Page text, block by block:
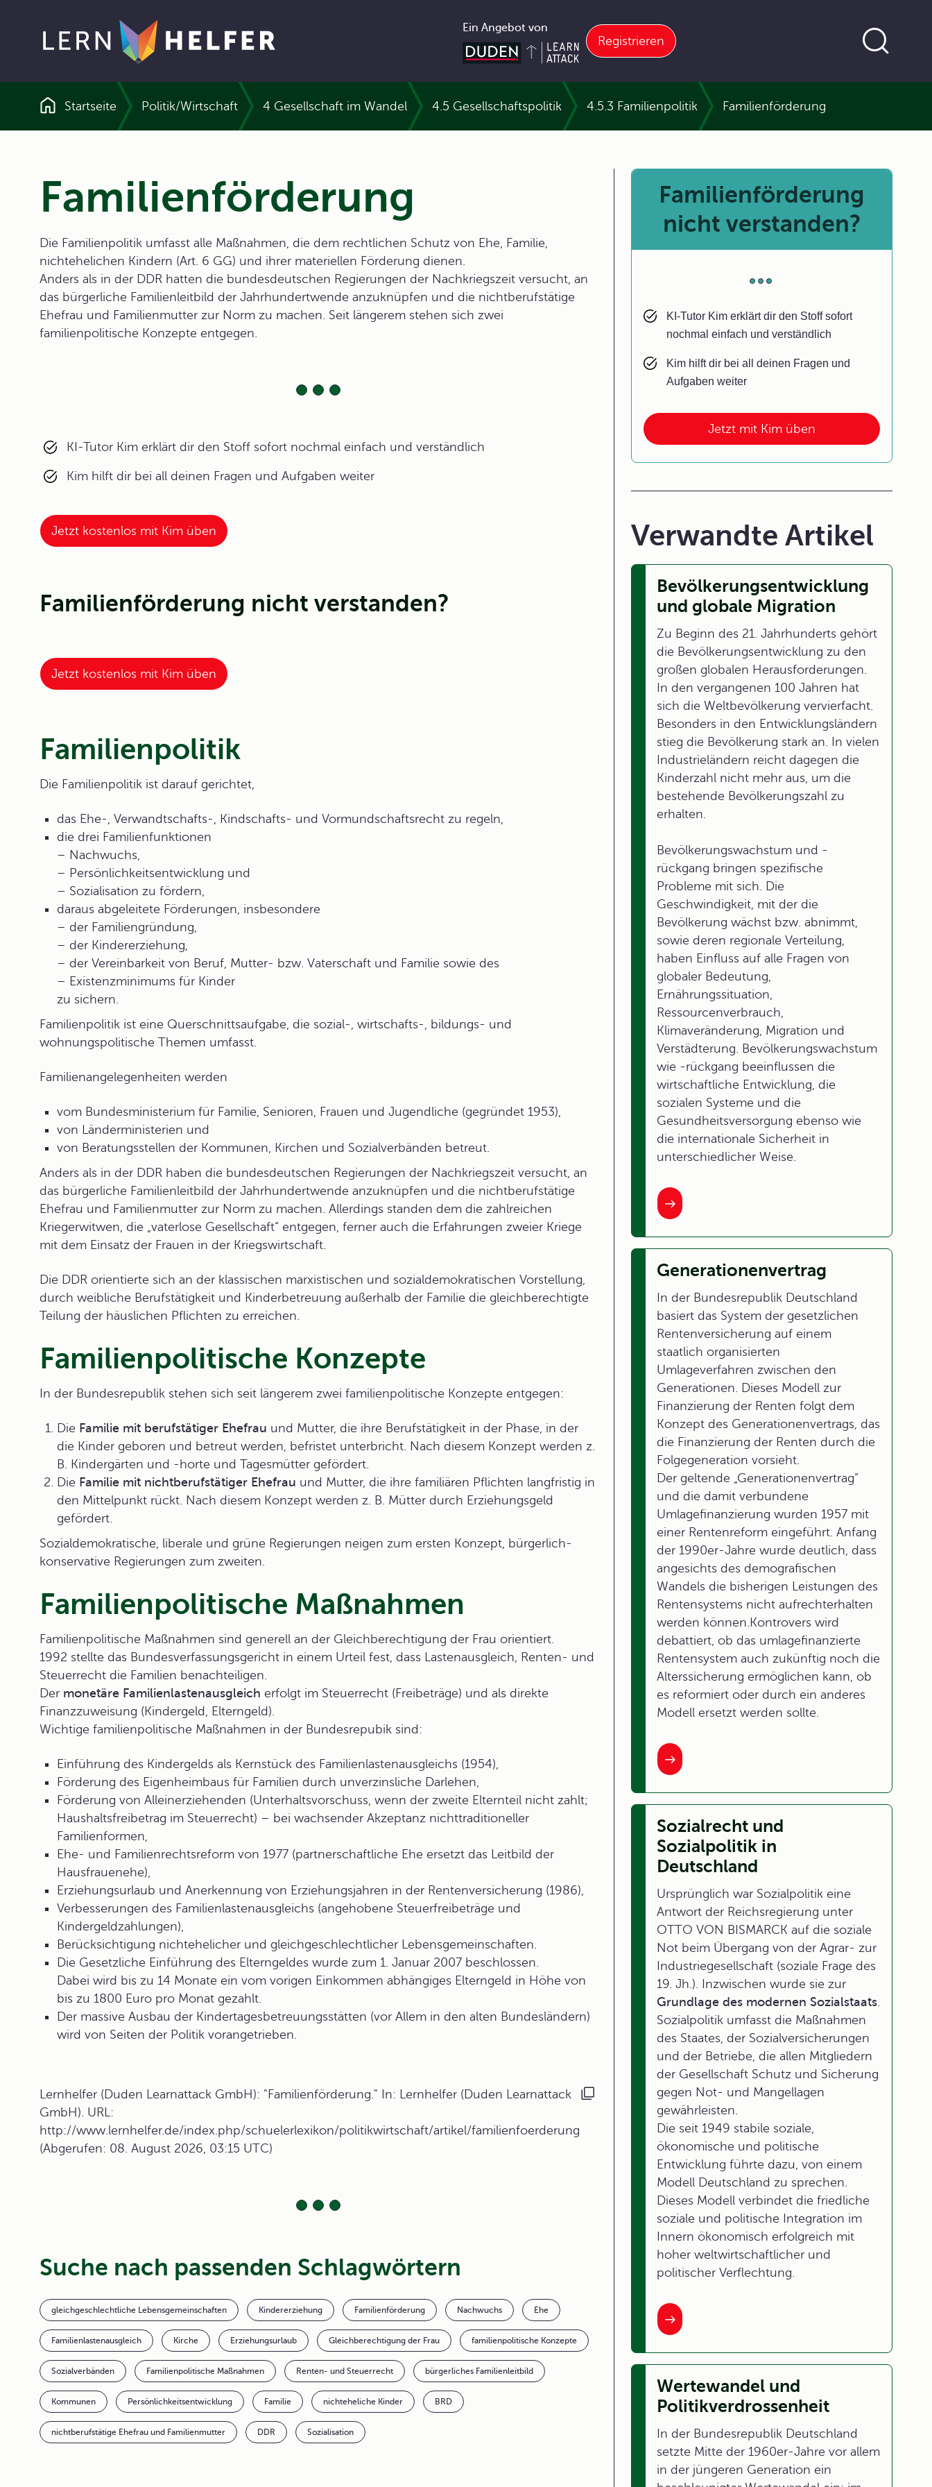
Ein Angebot von
Registrieren
Pfadnavigation
Startseite Politik/Wirtschaft 4 Gesellschaft im Wandel 4.5 Gesellschaftspolitik 4.5.3 Familienpolitik Familienförderung
Familienförderung
Die Familienpolitik umfasst alle Maßnahmen, die dem rechtlichen Schutz von Ehe, Familie,
nichtehelichen Kindern (Art. 6 GG) und ihrer materiellen Förderung dienen.
Anders als in der DDR hatten die bundesdeutschen Regierungen der Nachkriegszeit versucht, an
das bürgerliche Familienleitbild der Jahrhundertwende anzuknüpfen und die nichtberufstätige
Ehefrau und Familienmutter zur Norm zu machen. Seit längerem stehen sich zwei
familienpolitische Konzepte entgegen.
KI-Tutor Kim erklärt dir den Stoff sofort nochmal einfach und verständlich
Kim hilft dir bei all deinen Fragen und Aufgaben weiter
Jetzt kostenlos mit Kim üben
Familienförderung nicht verstanden?
Jetzt kostenlos mit Kim üben
Familienpolitik
Die Familienpolitik ist darauf gerichtet,
das Ehe-, Verwandtschafts-, Kindschafts- und Vormundschaftsrecht zu regeln,
die drei Familienfunktionen
– Nachwuchs,
– Persönlichkeitsentwicklung und
– Sozialisation zu fördern,
daraus abgeleitete Förderungen, insbesondere
– der Familiengründung,
– der Kindererziehung,
– der Vereinbarkeit von Beruf, Mutter- bzw. Vaterschaft und Familie sowie des
– Existenzminimums für Kinder
zu sichern.
Familienpolitik ist eine Querschnittsaufgabe, die sozial-, wirtschafts-, bildungs- und
wohnungspolitische Themen umfasst.
Familienangelegenheiten werden
vom Bundesministerium für Familie, Senioren, Frauen und Jugendliche (gegründet 1953),
von Länderministerien und
von Beratungsstellen der Kommunen, Kirchen und Sozialverbänden betreut.
Anders als in der DDR haben die bundesdeutschen Regierungen der Nachkriegszeit versucht, an
das bürgerliche Familienleitbild der Jahrhundertwende anzuknüpfen und die nichtberufstätige
Ehefrau und Familienmutter zur Norm zu machen. Allerdings standen dem die zahlreichen
Kriegerwitwen, die „vaterlose Gesellschaft“ entgegen, ferner auch die Erfahrungen zweier Kriege
mit dem Einsatz der Frauen in der Kriegswirtschaft.
Die DDR orientierte sich an der klassischen marxistischen und sozialdemokratischen Vorstellung,
durch weibliche Berufstätigkeit und Kinderbetreuung außerhalb der Familie die gleichberechtigte
Teilung der häuslichen Pflichten zu erreichen.
Familienpolitische Konzepte
In der Bundesrepublik stehen sich seit längerem zwei familienpolitische Konzepte entgegen:
Die Familie mit berufstätiger Ehefrau und Mutter, die ihre Berufstätigkeit in der Phase, in der
die Kinder geboren und betreut werden, befristet unterbricht. Nach diesem Konzept werden z.
B. Kindergärten und -horte und Tagesmütter gefördert.
Die Familie mit nichtberufstätiger Ehefrau und Mutter, die ihre familiären Pflichten langfristig in
den Mittelpunkt rückt. Nach diesem Konzept werden z. B. Mütter durch Erziehungsgeld
gefördert.
Sozialdemokratische, liberale und grüne Regierungen neigen zum ersten Konzept, bürgerlich-
konservative Regierungen zum zweiten.
Familienpolitische Maßnahmen
Familienpolitische Maßnahmen sind generell an der Gleichberechtigung der Frau orientiert.
1992 stellte das Bundesverfassungsgericht in einem Urteil fest, dass Lastenausgleich, Renten- und
Steuerrecht die Familien benachteiligen.
Der monetäre Familienlastenausgleich erfolgt im Steuerrecht (Freibeträge) und als direkte
Finanzzuweisung (Kindergeld, Elterngeld).
Wichtige familienpolitische Maßnahmen in der Bundesrepubik sind:
Einführung des Kindergelds als Kernstück des Familienlastenausgleichs (1954),
Förderung des Eigenheimbaus für Familien durch unverzinsliche Darlehen,
Förderung von Alleinerziehenden (Unterhaltsvorschuss, wenn der zweite Elternteil nicht zahlt;
Haushaltsfreibetrag im Steuerrecht) – bei wachsender Akzeptanz nichttraditioneller
Familienformen,
Ehe- und Familienrechtsreform von 1977 (partnerschaftliche Ehe ersetzt das Leitbild der
Hausfrauenehe),
Erziehungsurlaub und Anerkennung von Erziehungsjahren in der Rentenversicherung (1986),
Verbesserungen des Familienlastenausgleichs (angehobene Steuerfreibeträge und
Kindergeldzahlungen),
Berücksichtigung nichtehelicher und gleichgeschlechtlicher Lebensgemeinschaften.
Die Gesetzliche Einführung des Elterngeldes wurde zum 1. Januar 2007 beschlossen.
Dabei wird bis zu 14 Monate ein vom vorigen Einkommen abhängiges Elterngeld in Höhe von
bis zu 1800 Euro pro Monat gezahlt.
Der massive Ausbau der Kindertagesbetreuungsstätten (vor Allem in den alten Bundesländern)
wird von Seiten der Politik vorangetrieben.
Lernhelfer (Duden Learnattack GmbH): "Familienförderung." In: Lernhelfer (Duden Learnattack
GmbH). URL:
http://www.lernhelfer.de/index.php/schuelerlexikon/politikwirtschaft/artikel/familienfoerderung
(Abgerufen: 08. August 2026, 03:15 UTC)
Suche nach passenden Schlagwörtern
gleichgeschlechtliche Lebensgemeinschaften Kindererziehung Familienförderung Nachwuchs Ehe
Familienlastenausgleich Kirche Erziehungsurlaub Gleichberechtigung der Frau familienpolitische Konzepte
Sozialverbänden Familienpolitische Maßnahmen Renten- und Steuerrecht bürgerliches Familienleitbild
Kommunen Persönlichkeitsentwicklung Familie nichteheliche Kinder BRD
nichtberufstätige Ehefrau und Familienmutter DDR Sozialisation
Jetzt mit Kim üben
Familienförderung
nicht verstanden?
KI-Tutor Kim erklärt dir den Stoff sofort
nochmal einfach und verständlich
Kim hilft dir bei all deinen Fragen und
Aufgaben weiter
Verwandte Artikel
Bevölkerungsentwicklung
und globale Migration
Zu Beginn des 21. Jahrhunderts gehört
die Bevölkerungsentwicklung zu den
großen globalen Herausforderungen.
In den vergangenen 100 Jahren hat
sich die Weltbevölkerung vervierfacht.
Besonders in den Entwicklungsländern
stieg die Bevölkerung stark an. In vielen
Industrieländern reicht dagegen die
Kinderzahl nicht mehr aus, um die
bestehende Bevölkerungszahl zu
erhalten.
Bevölkerungswachstum und -
rückgang bringen spezifische
Probleme mit sich. Die
Geschwindigkeit, mit der die
Bevölkerung wächst bzw. abnimmt,
sowie deren regionale Verteilung,
haben Einfluss auf alle Fragen von
globaler Bedeutung,
Ernährungssituation,
Ressourcenverbrauch,
Klimaveränderung, Migration und
Verstädterung. Bevölkerungswachstum
wie -rückgang beeinflussen die
wirtschaftliche Entwicklung, die
sozialen Systeme und die
Gesundheitsversorgung ebenso wie
die internationale Sicherheit in
unterschiedlicher Weise.
Generationenvertrag
In der Bundesrepublik Deutschland
basiert das System der gesetzlichen
Rentenversicherung auf einem
staatlich organisierten
Umlageverfahren zwischen den
Generationen. Dieses Modell zur
Finanzierung der Renten folgt dem
Konzept des Generationenvertrags, das
die Finanzierung der Renten durch die
Folgegeneration vorsieht.
Der geltende „Generationenvertrag“
und die damit verbundene
Umlagefinanzierung wurden 1957 mit
einer Rentenreform eingeführt. Anfang
der 1990er-Jahre wurde deutlich, dass
angesichts des demografischen
Wandels die bisherigen Leistungen des
Rentensystems nicht aufrechterhalten
werden können.Kontrovers wird
debattiert, ob das umlagefinanzierte
Rentensystem auch zukünftig noch die
Alterssicherung ermöglichen kann, ob
es reformiert oder durch ein anderes
Modell ersetzt werden sollte.
Sozialrecht und
Sozialpolitik in
Deutschland
Ursprünglich war Sozialpolitik eine
Antwort der Reichsregierung unter
OTTO VON BISMARCK auf die soziale
Not beim Übergang von der Agrar- zur
Industriegesellschaft (soziale Frage des
19. Jh.). Inzwischen wurde sie zur
Grundlage des modernen Sozialstaats.
Sozialpolitik umfasst die Maßnahmen
des Staates, der Sozialversicherungen
und der Betriebe, die allen Mitgliedern
der Gesellschaft Schutz und Sicherung
gegen Not- und Mangellagen
gewährleisten.
Die seit 1949 stabile soziale,
ökonomische und politische
Entwicklung führte dazu, von einem
Modell Deutschland zu sprechen.
Dieses Modell verbindet die friedliche
soziale und politische Integration im
Innern ökonomisch erfolgreich mit
hoher weltwirtschaftlicher und
politischer Verflechtung.
Wertewandel und
Politikverdrossenheit
In der Bundesrepublik Deutschland
setzte Mitte der 1960er-Jahre vor allem
in der jüngeren Generation ein